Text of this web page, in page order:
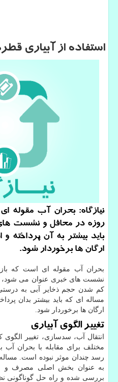
استفاده از آبیاری
نیازگاه: بحران آب مقوله
روزه در محافل و نشست
باید بیشتر به آن پرداخته
ارگان ها برخوردار شود.
بحران آب مقوله ای است که
نشست های خبری عنوان می شود،
کم شدن حجم ذخایر آبی به
مساله ای که باید بیشتر بدان
ارگان ها برخوردار شود.
تغییر الگوی آبیاری
انتقال آب، سدسازی، تغییر
مختلف برای مقابله با بحران
رسد چندان موثر نبوده است.
به عنوان بخش اصلی مصرف و
بررسی شده و راه حل گوناگونی